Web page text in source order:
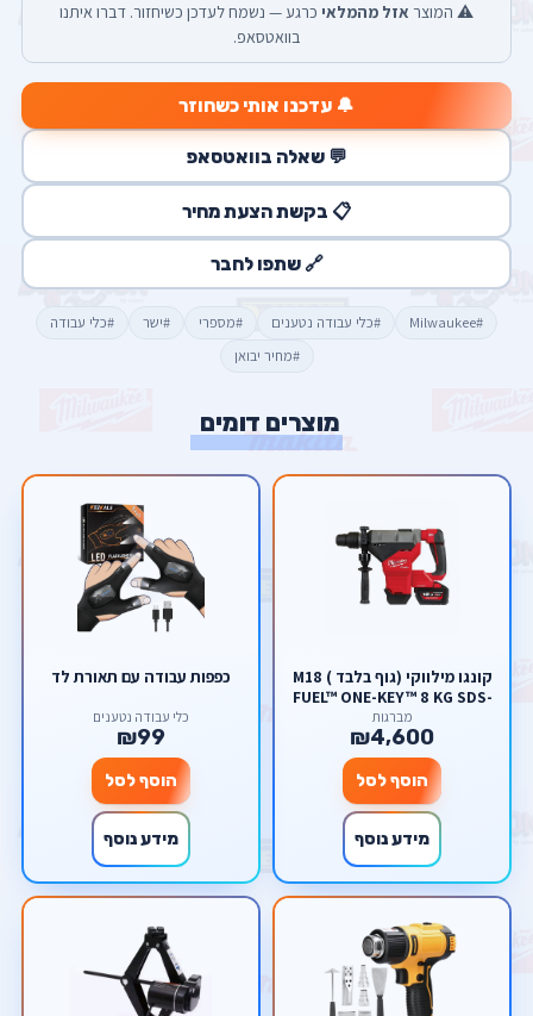
⚠️ המוצר אזל מהמלאי כרגע — נשמח לעדכן כשיחזור. דברו איתנו
בוואטסאפ.
🔔 עדכנו אותי כשחוזר
💬 שאלה בוואטסאפ
📋 בקשת הצעת מחיר
🔗 שתפו לחבר
#Milwaukee #כלי עבודה נטענים #מספרי #ישר
#כלי עבודה
#מחיר יבואן
מוצרים דומים
קונגו מילווקי (גוף בלבד ) M18
FUEL™ ONE-KEY™ 8 KG SDS-
MAX DRILLING AND
BREAKING HAMMER
מברגות
₪4,600
הוסף לסל
מידע נוסף
כפפות עבודה עם תאורת לד
כלי עבודה נטענים
₪99
הוסף לסל
מידע נוסף